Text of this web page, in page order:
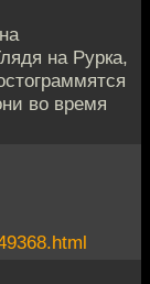
на Рурка,
во время